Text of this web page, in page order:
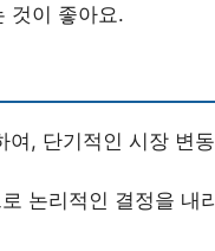
것이 좋아요.
, 단기적인 시장 변
논리적인 결정을 내